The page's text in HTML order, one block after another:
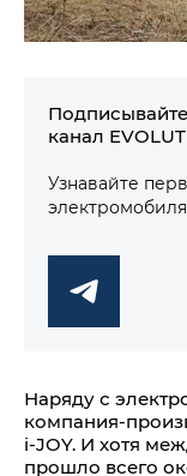
канал
Узнавайте
Наряду с
компания-
i‑JOY. И хотя
прошло всего